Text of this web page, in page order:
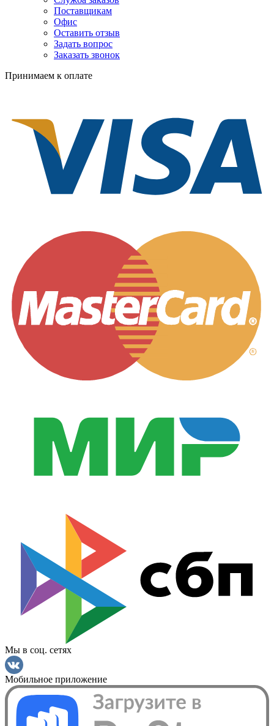
Поставщикам
Офис
Оставить отзыв
Задать вопрос
Заказать звонок
Принимаем к оплате
Мы в соц. сетях
Мобильное приложение